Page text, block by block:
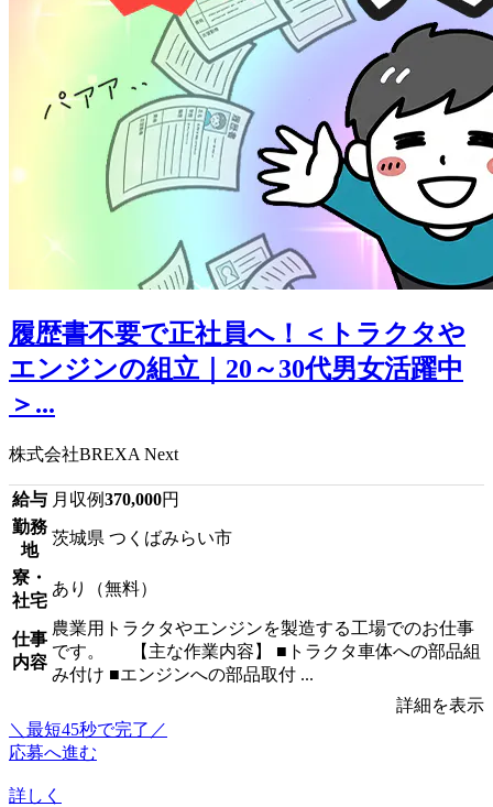
履歴書不要で正社員へ！＜トラクタや
エンジンの組立｜20～30代男女活躍中
＞...
株式会社BREXA Next
給与 月収例370,000円
勤務
地
茨城県 つくばみらい市
寮・
社宅
あり（無料）
仕事
内容
農業用トラクタやエンジンを製造する工場でのお仕事
です。 【主な作業内容】 ■トラクタ車体への部品組
み付け ■エンジンへの部品取付 ...
詳細を表示
＼最短45秒で完了／
応募へ進む
詳しく